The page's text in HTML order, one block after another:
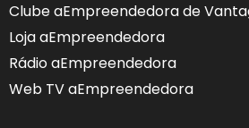
Clube aEmpreendedora de
Loja aEmpreendedora
Rádio aEmpreendedora
Web TV aEmpreendedora